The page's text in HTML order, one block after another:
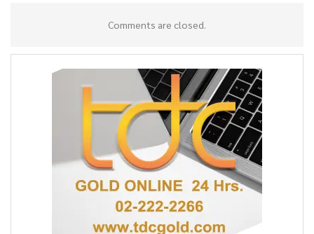
Comments are closed.